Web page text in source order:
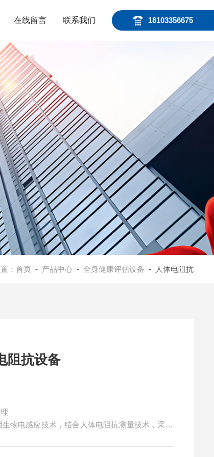
18103356675
在线留言 联系我们
： 首页 - 产品中心- 全身健康评估设备 - 人体电阻抗
阻抗设备
物电感应技术，结合人体电阻抗测量技术，采用